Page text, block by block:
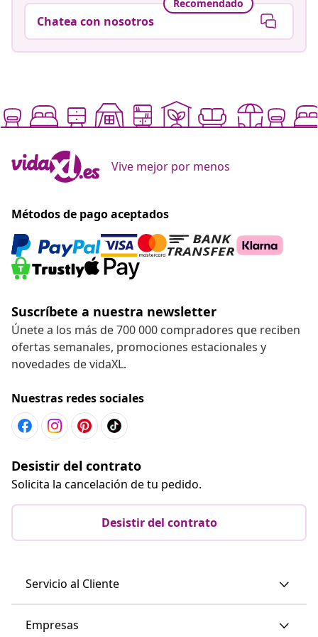
Recomendado
Chatea con nosotros
Vive mejor por menos
Métodos de pago aceptados
Suscríbete a nuestra newsletter
Únete a los más de 700 000 compradores que reciben
ofertas semanales, promociones estacionales y
novedades de vidaXL.
Nuestras redes sociales
Desistir del contrato
Solicita la cancelación de tu pedido.
Desistir del contrato
Servicio al Cliente
Empresas